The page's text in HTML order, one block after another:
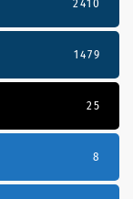
2410
1479
25
8